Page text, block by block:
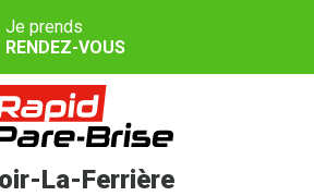
Je prends
RENDEZ-VOUS
La-Ferrière